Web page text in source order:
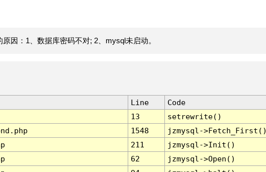
因：1、数据库密码不对; 2、mysql未启动。
Line
Code
13
setrewrite()
1548
jzmysql-
211
jzmysql->Init()
62
jzmysql->Open()